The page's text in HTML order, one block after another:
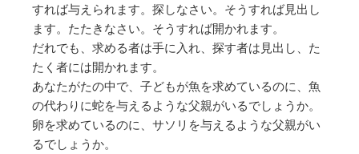
すれば与えられます。探しなさい。そうすれば見出し
ます。たたきなさい。そうすれば開かれます。
だれでも、求める者は手に入れ、探す者は見出し、た
たく者には開かれます。
あなたがたの中で、子どもが魚を求めているのに、魚
の代わりに蛇を与えるような父親がいるでしょうか。
卵を求めているのに、サソリを与えるような父親がい
るでしょうか。